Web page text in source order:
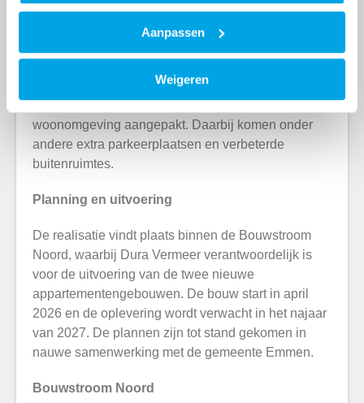
Aanpassen
Weigeren
hoogwaardig uitgevoerd. Door slimme
bouwmethoden en hoogwaardige installaties
krijgen toekomstige bewoners lage energielasten
woonomgeving aangepakt. Daarbij komen onder
andere extra parkeerplaatsen en verbeterde
buitenruimtes.
Planning en uitvoering
De realisatie vindt plaats binnen de Bouwstroom
Noord, waarbij Dura Vermeer verantwoordelijk is
voor de uitvoering van de twee nieuwe
appartementengebouwen. De bouw start in april
2026 en de oplevering wordt verwacht in het najaar
van 2027. De plannen zijn tot stand gekomen in
nauwe samenwerking met de gemeente Emmen.
Bouwstroom Noord